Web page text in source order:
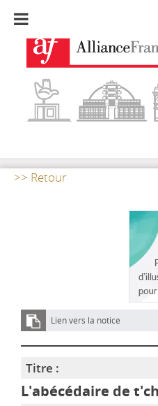
>> Retour
Lien vers la notice
Titre :
L'abécédaire de